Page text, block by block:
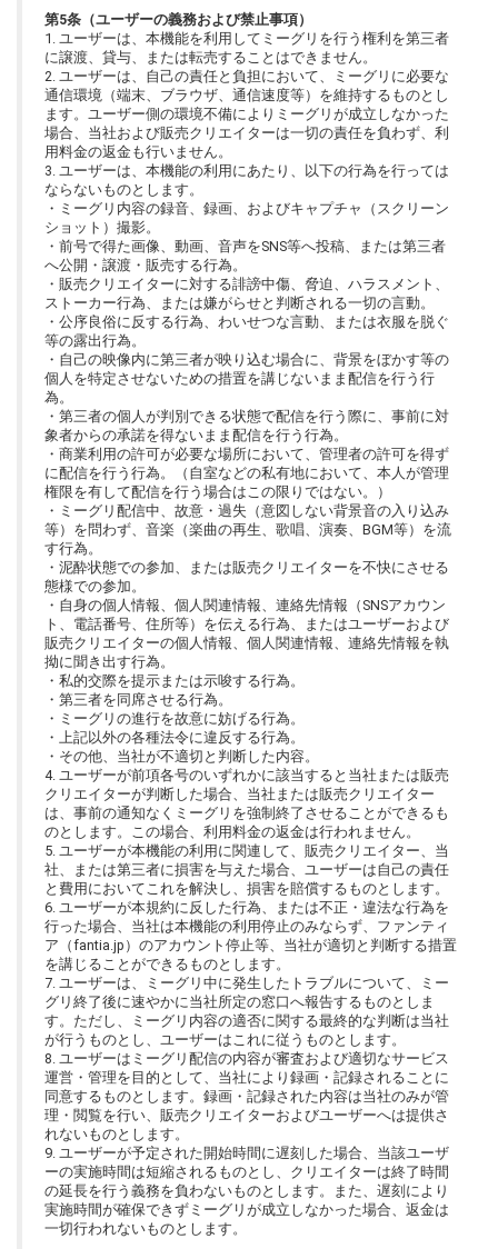
第5条（ユーザーの義務および禁止事項）
1. ユーザーは、本機能を利用してミーグリを行う権利を第三者
に譲渡、貸与、または転売することはできません。
2. ユーザーは、自己の責任と負担において、ミーグリに必要な
通信環境（端末、ブラウザ、通信速度等）を維持するものとし
ます。ユーザー側の環境不備によりミーグリが成立しなかった
場合、当社および販売クリエイターは一切の責任を負わず、利
用料金の返金も行いません。
3. ユーザーは、本機能の利用にあたり、以下の行為を行っては
ならないものとします。
・ミーグリ内容の録音、録画、およびキャプチャ（スクリーン
ショット）撮影。
・前号で得た画像、動画、音声をSNS等へ投稿、または第三者
へ公開・譲渡・販売する行為。
・販売クリエイターに対する誹謗中傷、脅迫、ハラスメント、
ストーカー行為、または嫌がらせと判断される一切の言動。
・公序良俗に反する行為、わいせつな言動、または衣服を脱ぐ
等の露出行為。
・自己の映像内に第三者が映り込む場合に、背景をぼかす等の
個人を特定させないための措置を講じないまま配信を行う行
為。
・第三者の個人が判別できる状態で配信を行う際に、事前に対
象者からの承諾を得ないまま配信を行う行為。
・商業利用の許可が必要な場所において、管理者の許可を得ず
に配信を行う行為。（自室などの私有地において、本人が管理
権限を有して配信を行う場合はこの限りではない。）
・ミーグリ配信中、故意・過失（意図しない背景音の入り込み
等）を問わず、音楽（楽曲の再生、歌唱、演奏、BGM等）を流
す行為。
・泥酔状態での参加、または販売クリエイターを不快にさせる
態様での参加。
・自身の個人情報、個人関連情報、連絡先情報（SNSアカウン
ト、電話番号、住所等）を伝える行為、またはユーザーおよび
販売クリエイターの個人情報、個人関連情報、連絡先情報を執
拗に聞き出す行為。
・私的交際を提示または示唆する行為。
・第三者を同席させる行為。
・ミーグリの進行を故意に妨げる行為。
・上記以外の各種法令に違反する行為。
・その他、当社が不適切と判断した内容。
4. ユーザーが前項各号のいずれかに該当すると当社または販売
クリエイターが判断した場合、当社または販売クリエイター
は、事前の通知なくミーグリを強制終了させることができるも
のとします。この場合、利用料金の返金は行われません。
5. ユーザーが本機能の利用に関連して、販売クリエイター、当
社、または第三者に損害を与えた場合、ユーザーは自己の責任
と費用においてこれを解決し、損害を賠償するものとします。
6. ユーザーが本規約に反した行為、または不正・違法な行為を
行った場合、当社は本機能の利用停止のみならず、ファンティ
ア（fantia.jp）のアカウント停止等、当社が適切と判断する措置
を講じることができるものとします。
7. ユーザーは、ミーグリ中に発生したトラブルについて、ミー
グリ終了後に速やかに当社所定の窓口へ報告するものとしま
す。ただし、ミーグリ内容の適否に関する最終的な判断は当社
が行うものとし、ユーザーはこれに従うものとします。
8. ユーザーはミーグリ配信の内容が審査および適切なサービス
運営・管理を目的として、当社により録画・記録されることに
同意するものとします。録画・記録された内容は当社のみが管
理・閲覧を行い、販売クリエイターおよびユーザーへは提供さ
れないものとします。
9. ユーザーが予定された開始時間に遅刻した場合、当該ユーザ
ーの実施時間は短縮されるものとし、クリエイターは終了時間
の延長を行う義務を負わないものとします。また、遅刻により
実施時間が確保できずミーグリが成立しなかった場合、返金は
一切行われないものとします。